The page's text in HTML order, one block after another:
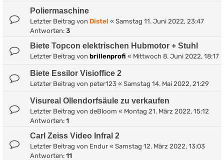
Poliermaschine
Letzter Beitrag von Distel « Samstag 11. Juni 2022, 23:47
Antworten: 3
Biete Topcon elektrischen Hubmotor + Stuhl
Letzter Beitrag von brillenprofi « Mittwoch 8. Juni 2022, 18:17
Biete Essilor Visioffice 2
Letzter Beitrag von peter123 « Samstag 14. Mai 2022, 21:29
Visureal Ollendorfsäule zu verkaufen
Letzter Beitrag von deBloom « Montag 21. März 2022, 15:12
Antworten: 1
Carl Zeiss Video Infral 2
Letzter Beitrag von Endur « Samstag 12. März 2022, 13:03
Antworten: 11